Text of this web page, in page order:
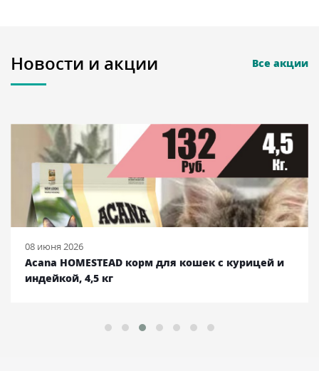
Новости и акции Все акции
08 июня 2026
Acana HOMESTEAD корм для кошек с курицей и
индейкой, 4,5 кг